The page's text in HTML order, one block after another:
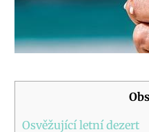
Osvěžující letní dezert